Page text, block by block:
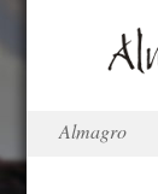
Almagro